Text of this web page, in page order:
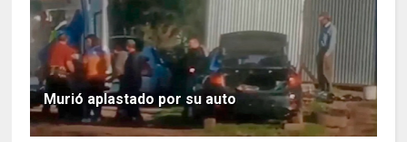
Murió aplastado por su auto